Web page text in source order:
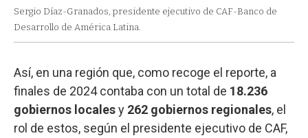
Sergio Díaz-Granados, presidente ejecutivo de CAF-Banco de
Desarrollo de América Latina.
Así, en una región que, como recoge el reporte, a
finales de 2024 contaba con un total de 18.236
gobiernos localesy 262 gobiernos regionales, el
rol de estos, según el presidente ejecutivo de CAF,